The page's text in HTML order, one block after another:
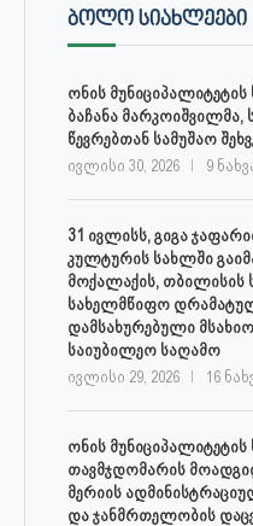
ᲑᲝᲚᲝ ᲡᲘᲐᲮᲚᲔᲔᲑᲘ
ონის
ბაჩანა
წევრებთან სამუშაო
ივლისი 30, 2026 9
31 ივლისს, გიგა
კულტურის სახლში
მოქალაქის, თბილისის
სახელმწიფო
დამსახურებული
საიუბილეო საღამო
ივლისი 29, 2026 16
ონის
თავმჯდომარის
მერიის
და ჯანმრთელობის